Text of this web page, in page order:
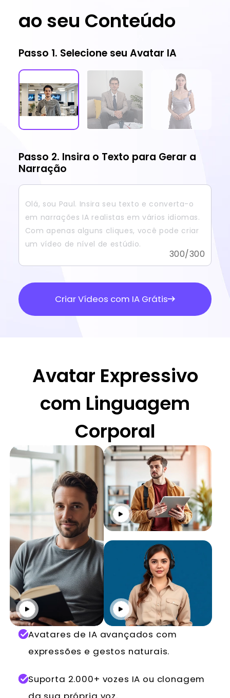
ao seu Conteúdo
Passo 1. Selecione seu Avatar IA
Passo 2. Insira o Texto para Gerar a
Narração
300/300
Criar Vídeos com IA Grátis
Avatar Expressivo
com Linguagem
Corporal
Avatares de IA avançados com
expressões e gestos naturais.
Suporta 2.000+ vozes IA ou clonagem
Reproduzir
Reproduzir
Reproduzir